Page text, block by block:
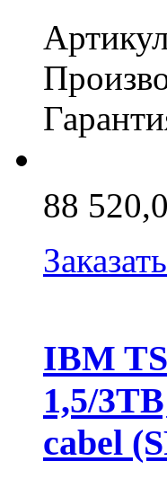
88
Заказать
IBM
1,5/
cabel